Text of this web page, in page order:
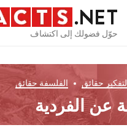
حوّل فضولك إلى اكتشاف
حقائق الفلسفة حقائق